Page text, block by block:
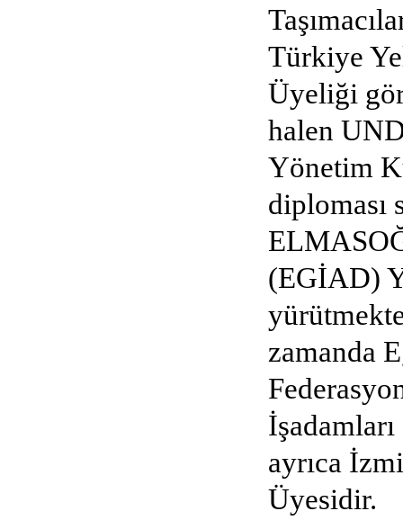
Türkiye
Üyeliği
halen
Yönetim
diploması
(EGİAD)
zamanda
ayrıca
Üyesidir.